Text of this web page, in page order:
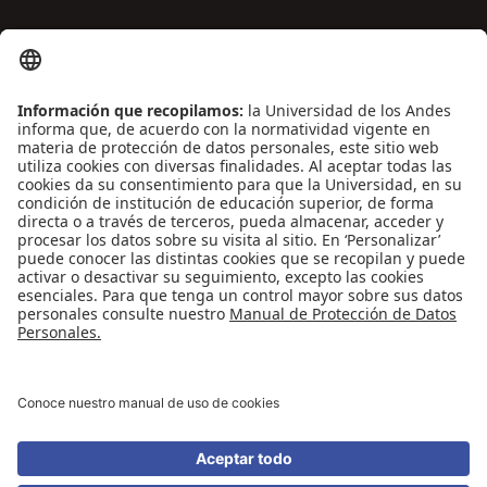
Contáctenos
Biblioguías
Preguntas frecuentes
Capacitación
Directrices
Entretenimiento
Compra de libros y material audiovisual